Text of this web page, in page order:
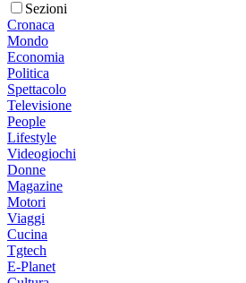
Sezioni
Cronaca
Mondo
Economia
Politica
Spettacolo
Televisione
People
Lifestyle
Videogiochi
Donne
Magazine
Motori
Viaggi
Cucina
Tgtech
E-Planet